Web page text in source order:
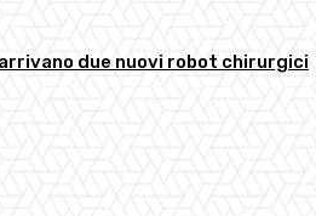
due nuovi robot chirurgici